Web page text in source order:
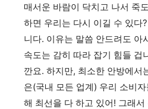
매서운 바람이 닥치고 나서 죽
하면 우리는 다시 이길 수 있다
니다. 이유는 말씀 안드려도 아
속도는 감히 따라 잡기 힘들 겁
깐요. 하지만, 최소한 안방에서
은(국내 모든 업계) 우리 소비
해 최선을 다 하고 있어! 그래